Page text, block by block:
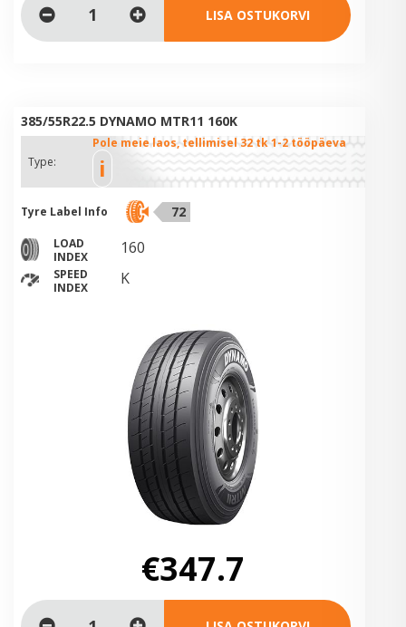
LISA OSTUKORVI
385/55R22.5 DYNAMO MTR11 160K
Type:
Pole meie laos, tellimisel 32 tk 1-2 tööpäeva
i
Tyre Label Info 72
LOAD
INDEX
160
SPEED
INDEX
K
€347.7